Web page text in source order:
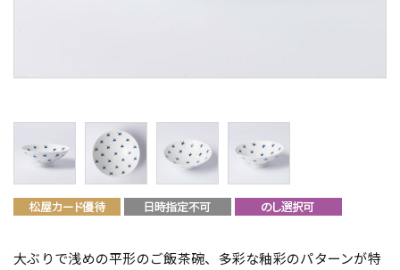
大ぶりで浅めの平形のご飯茶碗、多彩な釉彩のパターンが特